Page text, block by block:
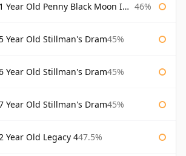
Old Penny Black Moon Import 46%
Year Old Stillman's Dram45%
Year Old Stillman's Dram45%
Year Old Stillman's Dram45%
Year Old Legacy 447.5%